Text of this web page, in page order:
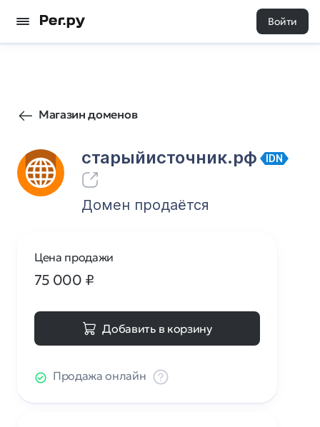
Войти
Магазин доменов
старыйисточник.рф IDN
1 0
Домен продаётся
Цена продажи
75 000 ₽
Добавить в корзину
Продажа онлайн